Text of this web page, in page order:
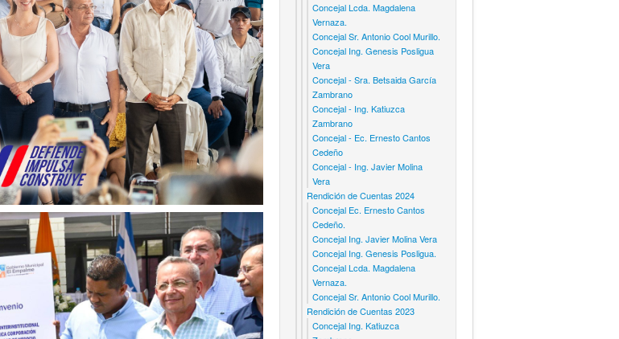
Concejal Lcda. Magdalena
Vernaza.
Concejal Sr. Antonio Cool Murillo.
Concejal Ing. Genesis Posligua
Vera
Concejal - Sra. Betsaida García
Zambrano
Concejal - Ing. Katiuzca
Zambrano
Concejal - Ec. Ernesto Cantos
Cedeño
Concejal - Ing. Javier Molina
Vera
Rendición de Cuentas 2024
Concejal Ec. Ernesto Cantos
Cedeño.
Concejal Ing. Javier Molina Vera
Concejal Ing. Genesis Posligua.
Concejal Lcda. Magdalena
Vernaza.
Concejal Sr. Antonio Cool Murillo.
Rendición de Cuentas 2023
Concejal Ing. Katiuzca